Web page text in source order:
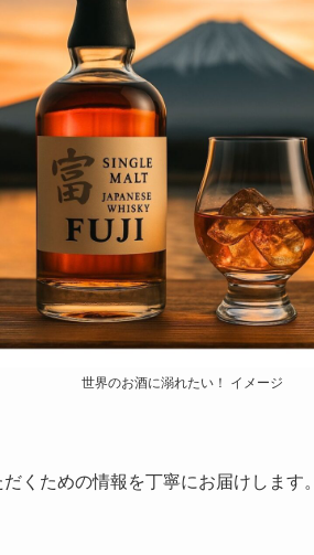
世界のお酒に溺れたい！ イメージ
くための情報を丁寧にお届けします。